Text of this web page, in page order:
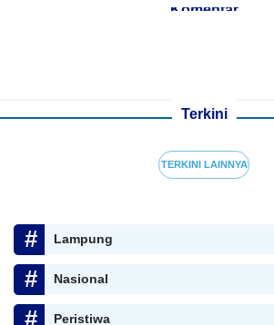
Komentar
Terkini
TERKINI LAINNYA
Lampung
Nasional
Peristiwa